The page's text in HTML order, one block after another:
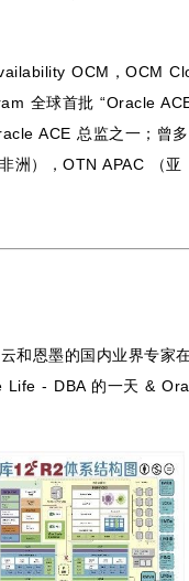
OCM，OCM
全球首批 “Oracle
ACE 总监之一；曾
洲），OTN APAC （亚
和恩墨的国内业界专家
Life - DBA 的一天 &